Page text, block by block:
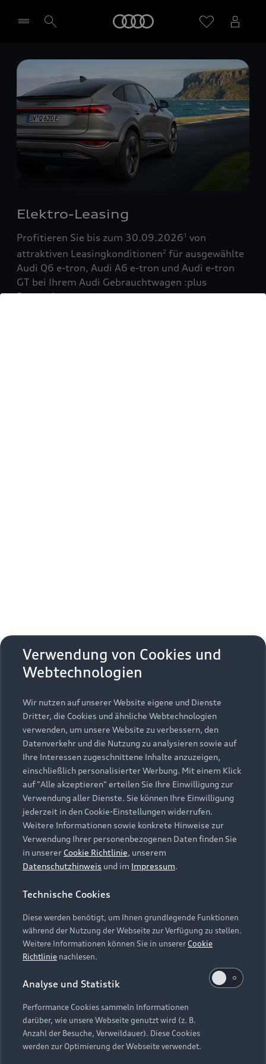
Händler wählen
Elektro-Leasing
Profitieren Sie bis zum 30.09.20261 von
attraktiven Leasingkonditionen2 für ausgewählte
Audi Q6 e-tron, Audi A6 e-tron und Audi e-tron
GT bei Ihrem Audi Gebrauchtwagen :plus
Partner!
Zurück nach oben
Modelle
Alle Modelle
Modelle vergleichen
Elektromodelle
Plug-in-Hybride
Kaufen & leasen
Neuwagensuche
Gebrauchtwagensuche
Gebrauchtwagen
Finanzierung
Aktionen & Angebote
Geschäftskunden
Service & Zubehör
Saisonale Angebote
Audi Services
Garantie
Audi digital services
myAudi
Support
Kundenservice
Händlersuche
Audi Code
Online-Terminvereinbarung
Servicekontakt
Vertrag widerrufen
Über Audi
Unternehmen
Karriere
Investor Relations
Presse & Media Center
Datenschutz
Audi erleben
Newsletter
Impressum Rechtliches
Hinweisgebersystem
Datenschutzinformation
Cookie-Einstellungen
Cookie-Richtlinie
Barrierefreiheit
Hinweis: Die aktuelle Darstellung und Anordnung der
Embleme am Fahrzeug bei allen Abbildungen auf dieser
Webseite kann abweichen.
Verwendung von Cookies und
Webtechnologien
Wir nutzen auf unserer Website eigene und Dienste
Dritter, die Cookies und ähnliche Webtechnologien
verwenden, um unsere Website zu verbessern, den
Datenverkehr und die Nutzung zu analysieren sowie auf
Ihre Interessen zugeschnittene Inhalte anzuzeigen,
einschließlich personalisierter Werbung. Mit einem Klick
auf "Alle akzeptieren" erteilen Sie Ihre Einwilligung zur
Verwendung aller Dienste. Sie können Ihre Einwilligung
jederzeit in den Cookie-Einstellungen widerrufen.
Weitere Informationen sowie konkrete Hinweise zur
Verwendung Ihrer personenbezogenen Daten finden Sie
in unserer Cookie Richtlinie, unserem
Datenschutzhinweis und im Impressum.
Technische Cookies
Diese werden benötigt, um Ihnen grundlegende Funktionen
während der Nutzung der Webseite zur Verfügung zu stellen.
Weitere Informationen können Sie in unsererCookie
Richtlinie nachlesen.
Analyse und Statistik
Performance Cookies sammeln Informationen
darüber, wie unsere Webseite genutzt wird (z. B.
Anzahl der Besuche, Verweildauer). Diese Cookies
werden zur Optimierung der Webseite verwendet.